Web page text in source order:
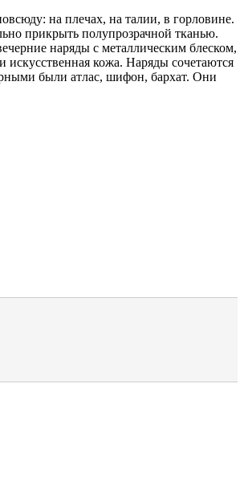
на плечах, на талии, в горловине.
прикрыть полупрозрачной тканью.
наряды с металлическим блеском,
искусственная кожа. Наряды сочетаются
были атлас, шифон, бархат. Они